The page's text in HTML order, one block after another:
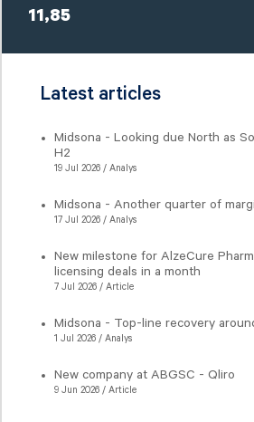
11,85
Latest articles
Midsona - Looking due North as
H2
19 Jul 2026 / Analys
Midsona - Another quarter of
17 Jul 2026 / Analys
New milestone for AlzeCure
licensing deals in a month
7 Jul 2026 / Article
Midsona - Top-line recovery
1 Jul 2026 / Analys
New company at ABGSC - Qliro
9 Jun 2026 / Article